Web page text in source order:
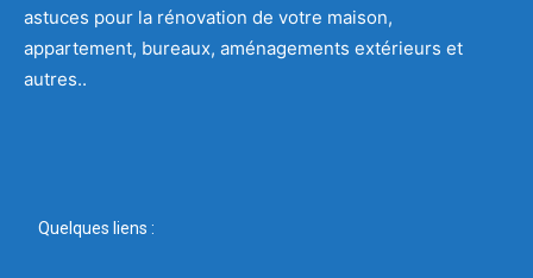
astuces pour la rénovation de votre maison,
appartement, bureaux, aménagements extérieurs et
autres..
Quelques liens :